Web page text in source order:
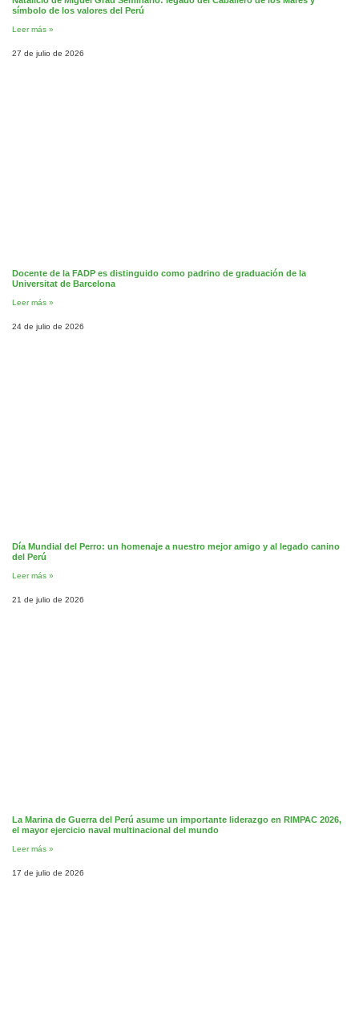
símbolo de los valores del Perú
Leer más »
27 de julio de 2026
Docente de la FADP es distinguido como padrino de graduación de la
Universitat de Barcelona
Leer más »
24 de julio de 2026
Día Mundial del Perro: un homenaje a nuestro mejor amigo y al legado canino
del Perú
Leer más »
21 de julio de 2026
La Marina de Guerra del Perú asume un importante liderazgo en RIMPAC 2026,
el mayor ejercicio naval multinacional del mundo
Leer más »
17 de julio de 2026